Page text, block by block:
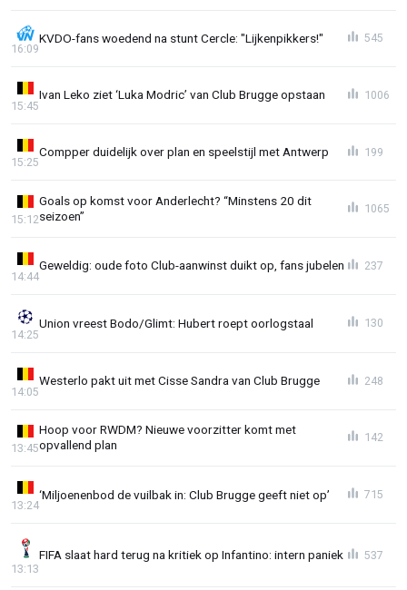
KVDO-fans woedend na stunt Cercle: "Lijkenpikkers!"
16:09
545
Ivan Leko ziet ‘Luka Modric’ van Club Brugge opstaan
15:45
1006
Compper duidelijk over plan en speelstijl met Antwerp
15:25
199
Goals op komst voor Anderlecht? “Minstens 20 dit
seizoen”
15:12
1065
Geweldig: oude foto Club-aanwinst duikt op, fans jubelen
14:44
237
Union vreest Bodo/Glimt: Hubert roept oorlogstaal
14:25
130
Westerlo pakt uit met Cisse Sandra van Club Brugge
14:05
248
Hoop voor RWDM? Nieuwe voorzitter komt met
opvallend plan
13:45
142
‘Miljoenenbod de vuilbak in: Club Brugge geeft niet op’
13:24
715
FIFA slaat hard terug na kritiek op Infantino: intern paniek
13:13
537